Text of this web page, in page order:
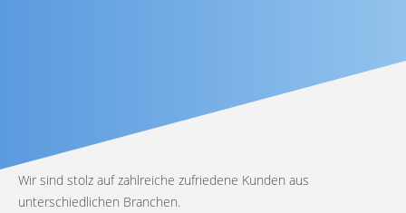
Wir sind stolz auf zahlreiche zufriedene Kunden aus
unterschiedlichen Branchen.